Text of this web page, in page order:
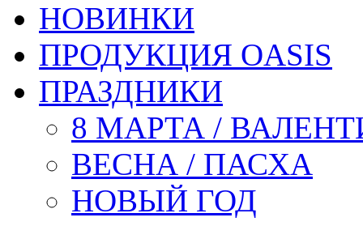
НОВИНКИ
ПРОДУКЦИЯ OASIS
ПРАЗДНИКИ
8 МАРТА /
ВЕСНА / ПАСХА
НОВЫЙ ГОД